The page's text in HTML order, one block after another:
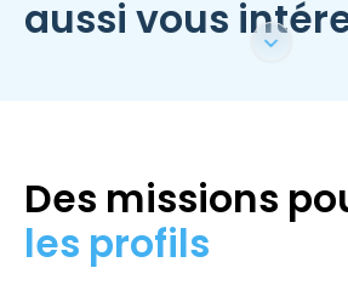
aussi vous
Des missions
les profils